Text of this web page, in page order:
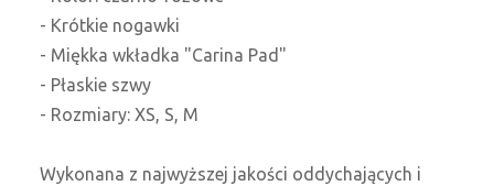
- Krótkie nogawki
- Miękka wkładka "Carina Pad"
- Płaskie szwy
- Rozmiary: XS, S, M
Wykonana z najwyższej jakości oddychających i